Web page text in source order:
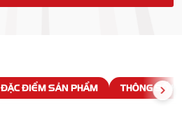
ĐẶC ĐIỂM SẢN PHẨM THÔNG SỐ